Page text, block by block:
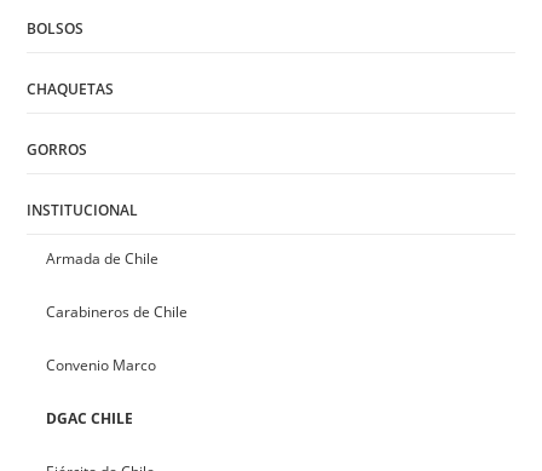
BOLSOS
CHAQUETAS
GORROS
INSTITUCIONAL
Armada de Chile
Carabineros de Chile
Convenio Marco
DGAC CHILE